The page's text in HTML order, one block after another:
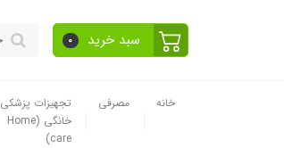
سبد خرید 0
خانه مصرفی
تجهیزات پزشکی
خانگی (Home
care)